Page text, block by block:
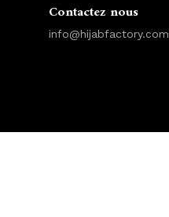
Contactez nous
info@hijabfactory.com